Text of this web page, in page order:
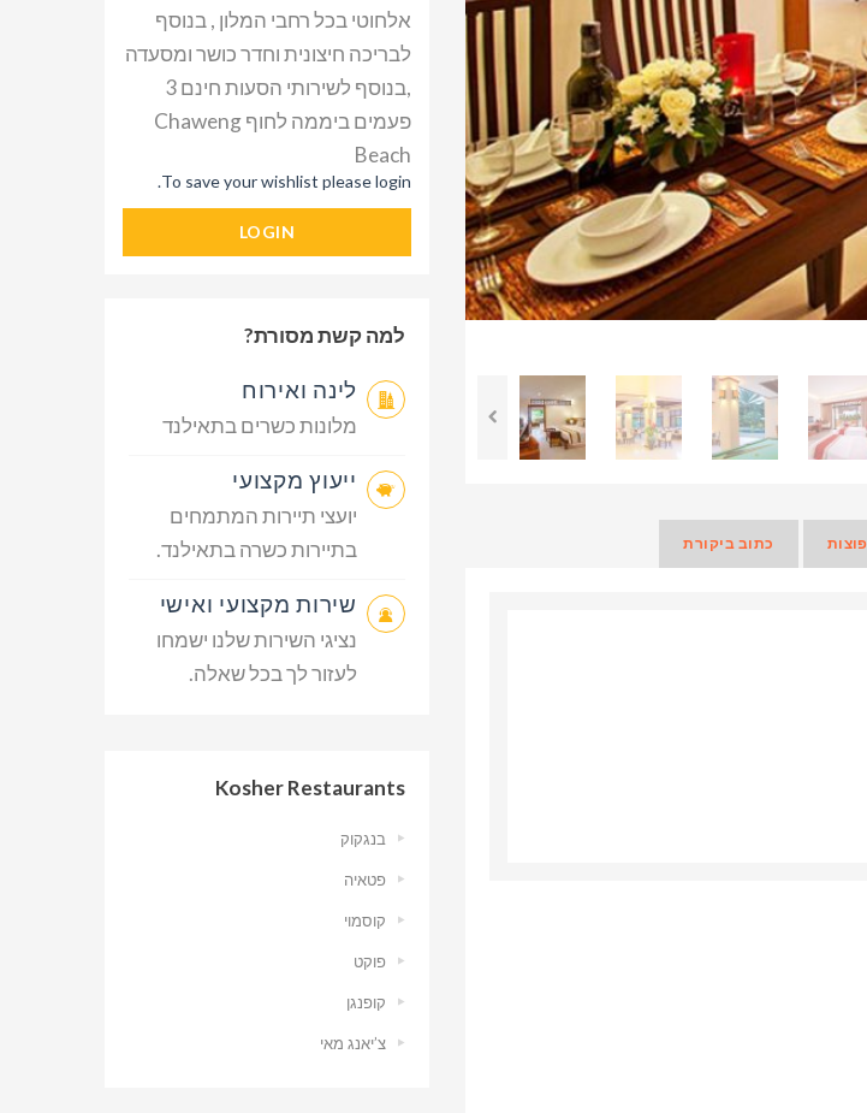
כתוב ביקורת
אלחוטי בכל רחבי המלון , בנוסף
לבריכה חיצונית וחדר כושר ומסעדה
,בנוסף לשירותי הסעות חינם 3
פעמים ביממה לחוף Chaweng
Beach
To save your wishlist please login.
LOGIN
למה קשת מסורת?
לינה ואירוח
מלונות כשרים בתאילנד
ייעוץ מקצועי
יועצי תיירות המתמחים
בתיירות כשרה בתאילנד.
שירות מקצועי ואישי
נציגי השירות שלנו ישמחו
לעזור לך בכל שאלה.
Kosher Restaurants
בנגקוק
פטאיה
קוסמוי
פוקט
קופנגן
צ’יאנג מאי